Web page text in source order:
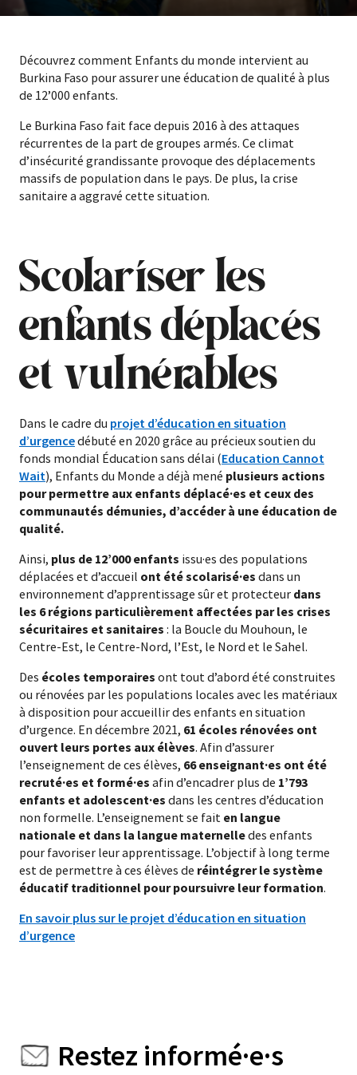
Découvrez comment Enfants du monde intervient au
Burkina Faso pour assurer une éducation de qualité à plus
de 12’000 enfants.
Le Burkina Faso fait face depuis 2016 à des attaques
récurrentes de la part de groupes armés. Ce climat
d’insécurité grandissante provoque des déplacements
massifs de population dans le pays. De plus, la crise
sanitaire a aggravé cette situation.
Scolariser les
enfants déplacés
et vulnérables
Dans le cadre du projet d’éducation en situation
d’urgencedébuté en 2020 grâce au précieux soutien du
fonds mondial Éducation sans délai (Education Cannot
Wait), Enfants du Monde a déjà mené plusieurs actions
pour permettre aux enfants déplacé·es et ceux des
communautés démunies, d’accéder à une éducation de
qualité.
Ainsi, plus de 12’000 enfants issu·es des populations
déplacées et d’accueil ont été scolarisé·es dans un
environnement d’apprentissage sûr et protecteur dans
les 6 régions particulièrement affectées par les crises
sécuritaires et sanitaires : la Boucle du Mouhoun, le
Centre-Est, le Centre-Nord, l’Est, le Nord et le Sahel.
Des écoles temporaires ont tout d’abord été construites
ou rénovées par les populations locales avec les matériaux
à disposition pour accueillir des enfants en situation
d’urgence. En décembre 2021, 61 écoles rénovées ont
ouvert leurs portes aux élèves. Afin d’assurer
l’enseignement de ces élèves, 66 enseignant·es ont été
recruté·es et formé·es afin d’encadrer plus de 1’793
enfants et adolescent·es dans les centres d’éducation
non formelle. L’enseignement se fait en langue
nationale et dans la langue maternelledes enfants
pour favoriser leur apprentissage. L’objectif à long terme
est de permettre à ces élèves de réintégrer le système
éducatif traditionnel pour poursuivre leur formation.
En savoir plus sur le projet d’éducation en situation
d’urgence
Restez informé·e·s